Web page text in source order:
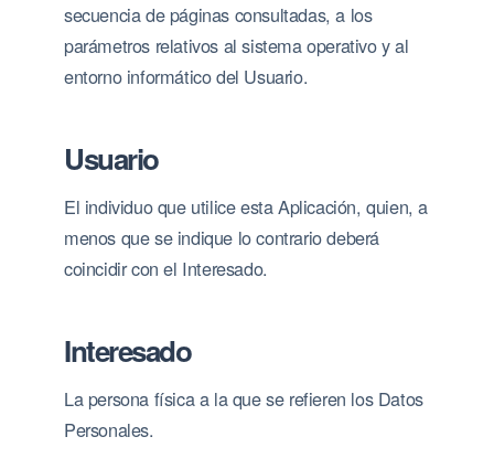
secuencia de páginas consultadas, a los
parámetros relativos al sistema operativo y al
entorno informático del Usuario.
Usuario
El individuo que utilice esta Aplicación, quien, a
menos que se indique lo contrario deberá
coincidir con el Interesado.
Interesado
La persona física a la que se refieren los Datos
Personales.